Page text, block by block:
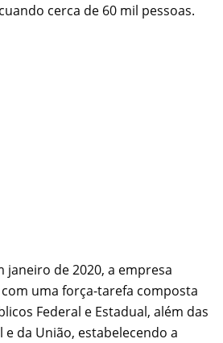
cerca de 60 mil pessoas.
janeiro de 2020, a empresa
uma força-tarefa composta
Federal e Estadual, além das
e da União, estabelecendo a